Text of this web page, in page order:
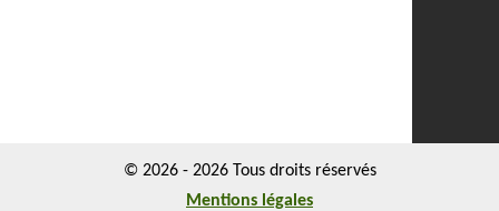
© 2026 - 2026 Tous droits réservés
Mentions légales